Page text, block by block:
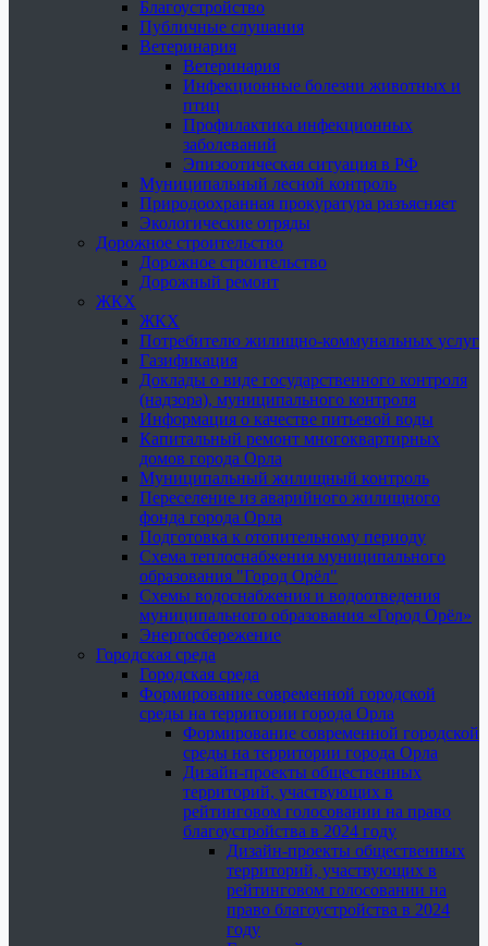
Благоустройство
Публичные слушания
Ветеринария
Ветеринария
Инфекционные болезни животных и
птиц
Профилактика инфекционных
заболеваний
Эпизоотическая ситуация в РФ
Муниципальный лесной контроль
Природоохранная прокуратура разъясняет
Экологические отряды
Дорожное строительство
Дорожное строительство
Дорожный ремонт
ЖКХ
ЖКХ
Потребителю жилищно-коммунальных услуг
Газификация
Доклады о виде государственного контроля
(надзора), муниципального контроля
Информация о качестве питьевой воды
Капитальный ремонт многоквартирных
домов города Орла
Муниципальный жилищный контроль
Переселение из аварийного жилищного
фонда города Орла
Подготовка к отопительному периоду
Схема теплоснабжения муниципального
образования "Город Орёл"
Схемы водоснабжения и водоотведения
муниципального образования «Город Орёл»
Энергосбережение
Городская среда
Городская среда
Формирование современной городской
среды на территории города Орла
Формирование современной городской
среды на территории города Орла
Дизайн-проекты общественных
территорий, участвующих в
рейтинговом голосовании на право
благоустройства в 2024 году
Дизайн-проекты общественных
территорий, участвующих в
рейтинговом голосовании на
право благоустройства в 2024
году